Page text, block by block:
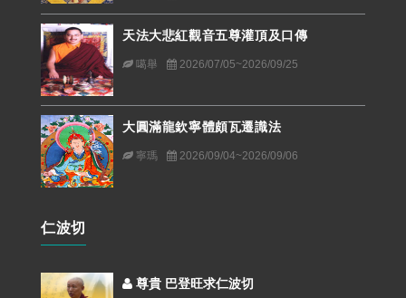
天法大悲紅觀音五尊灌頂及口傳
噶舉 2026/07/05~2026/09/25
大圓滿龍欽寧體頗瓦遷識法
寧瑪 2026/09/04~2026/09/06
仁波切
尊貴 巴登旺求仁波切